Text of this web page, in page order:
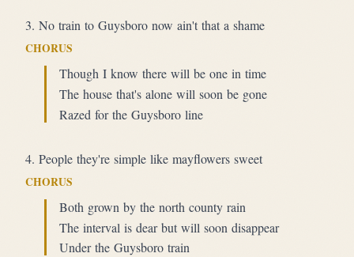
3. No train to Guysboro now ain't that a shame
CHORUS
Though I know there will be one in time
The house that's alone will soon be gone
Razed for the Guysboro line
4. People they're simple like mayflowers sweet
CHORUS
Both grown by the north county rain
The interval is dear but will soon disappear
Under the Guysboro train